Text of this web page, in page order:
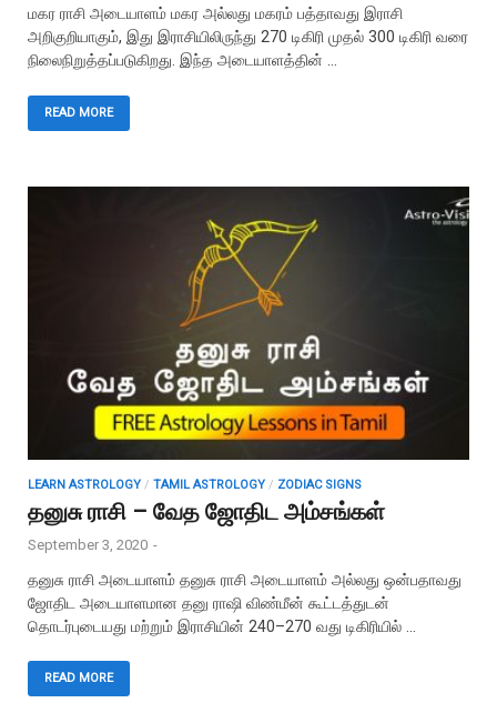
மகர ராசி அடையாளம் மகர அல்லது மகரம் பத்தாவது இராசி
அறிகுறியாகும், இது இராசியிலிருந்து 270 டிகிரி முதல் 300 டிகிரி வரை
நிலைநிறுத்தப்படுகிறது. இந்த அடையாளத்தின் …
READ MORE
LEARN ASTROLOGY / TAMIL ASTROLOGY / ZODIAC SIGNS
தனுசு ராசி – வேத ஜோதிட அம்சங்கள்
September 3, 2020 -
தனுசு ராசி அடையாளம் தனுசு ராசி அடையாளம் அல்லது ஒன்பதாவது
ஜோதிட அடையாளமான தனு ராஷி விண்மீன் கூட்டத்துடன்
தொடர்புடையது மற்றும் இராசியின் 240–270 வது டிகிரியில் …
READ MORE